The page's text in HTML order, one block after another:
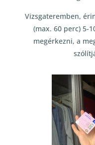
Vizsgateremben,
(max. 60 perc) 5-
megérkezni, a